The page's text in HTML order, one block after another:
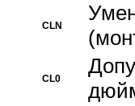
CLN
CL0